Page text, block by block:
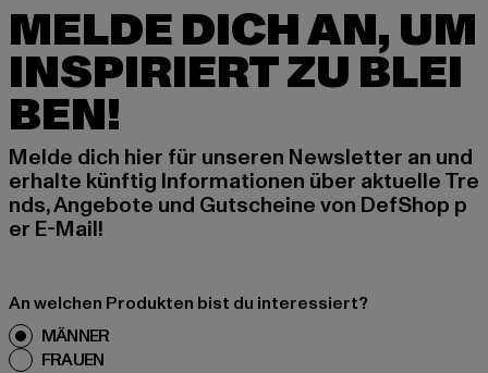
MELDE DICH AN, UM
INSPIRIERT ZU BLEI
BEN!
Melde dich hier für unseren Newsletter an und
erhalte künftig Informationen über aktuelle Tre
nds, Angebote und Gutscheine von DefShop p
er E-Mail!
An welchen Produkten bist du interessiert?
MÄNNER
FRAUEN